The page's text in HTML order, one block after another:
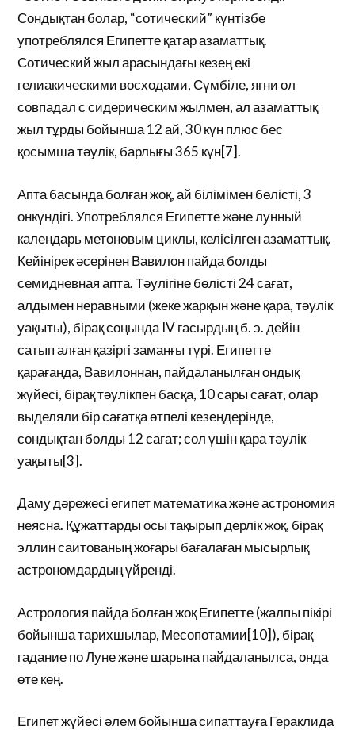
Сондықтан болар, “сотический” күнтізбе
употреблялся Египетте қатар азаматтық.
Сотический жыл арасындағы кезең екі
гелиакическими восходами, Сүмбіле, яғни ол
совпадал с сидерическим жылмен, ал азаматтық
жыл тұрды бойынша 12 ай, 30 күн плюс бес
қосымша тәулік, барлығы 365 күн[7].
Апта басында болған жоқ, ай білімімен бөлісті, 3
онкүндігі. Употреблялся Египетте және лунный
календарь метоновым циклы, келісілген азаматтық.
Кейінірек әсерінен Вавилон пайда болды
семидневная апта. Тәулігіне бөлісті 24 сағат,
алдымен неравными (жеке жарқын және қара, тәулік
уақыты), бірақ соңында IV ғасырдың б. э. дейін
сатып алған қазіргі заманғы түрі. Египетте
қарағанда, Вавилоннан, пайдаланылған ондық
жүйесі, бірақ тәулікпен басқа, 10 сары сағат, олар
выделяли бір сағатқа өтпелі кезеңдерінде,
сондықтан болды 12 сағат; сол үшін қара тәулік
уақыты[3].
Даму дәрежесі египет математика және астрономия
неясна. Құжаттарды осы тақырып дерлік жоқ, бірақ
эллин саитованың жоғары бағалаған мысырлық
астрономдардың үйренді.
Астрология пайда болған жоқ Египетте (жалпы пікірі
бойынша тарихшылар, Месопотамии[10]), бірақ
гадание по Луне және шарына пайдаланылса, онда
өте кең.
Египет жүйесі әлем бойынша сипаттауға Гераклида